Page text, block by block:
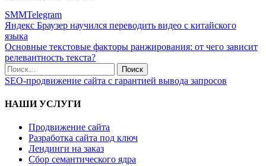
SMMTelegram
Яндекс Браузер научился переводить видео с китайского
языка
Основные текстовые факторы ранжирования: от чего зависит
релевантность текста?
SEO-продвижение сайта с гарантией вывода запросов
НАШИ УСЛУГИ
Продвижение сайта
Разработка сайта под ключ
Лендинги на заказ
Сбор семантического ядра